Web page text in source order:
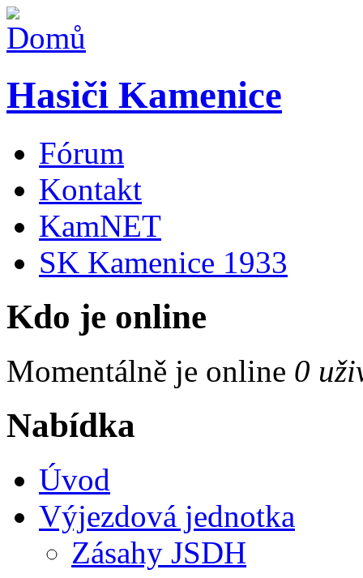
Hasiči Kamenice
Fórum
Kontakt
KamNET
SK Kamenice 1933
Kdo je online
Momentálně je online 0
Nabídka
Úvod
Výjezdová jednotka
Zásahy JSDH